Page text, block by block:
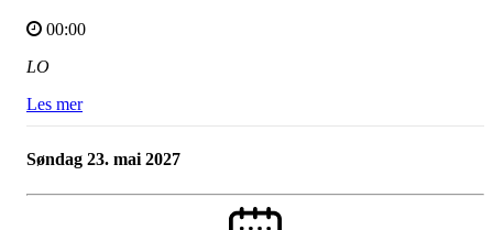
00:00
LO
Les mer
søndag 23. mai 2027